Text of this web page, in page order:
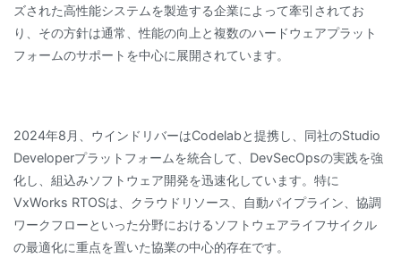
ズされた高性能システムを製造する企業によって牽引されてお
り、その方針は通常、性能の向上と複数のハードウェアプラット
フォームのサポートを中心に展開されています。
2024年8月、ウインドリバーはCodelabと提携し、同社のStudio
Developerプラットフォームを統合して、DevSecOpsの実践を強
化し、組込みソフトウェア開発を迅速化しています。特に
VxWorks RTOSは、クラウドリソース、自動パイプライン、協調
ワークフローといった分野におけるソフトウェアライフサイクル
の最適化に重点を置いた協業の中心的存在です。